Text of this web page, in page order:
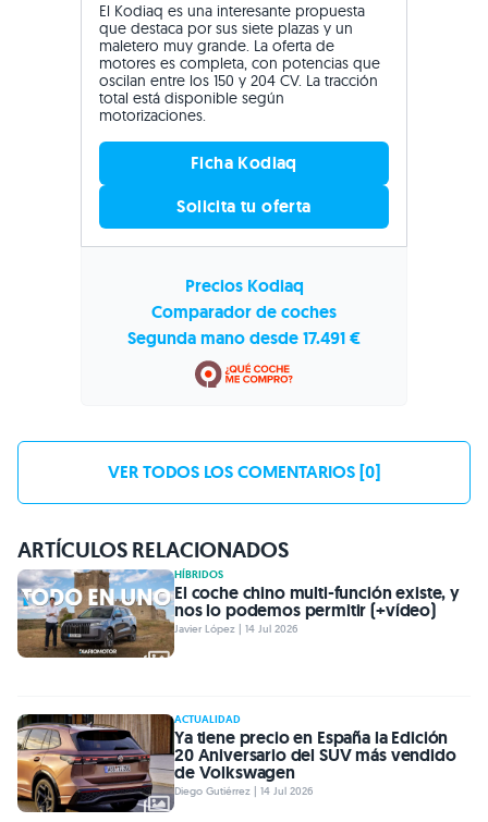
El Kodiaq es una interesante propuesta
que destaca por sus siete plazas y un
maletero muy grande. La oferta de
motores es completa, con potencias que
oscilan entre los 150 y 204 CV. La tracción
total está disponible según
motorizaciones.
Ficha Kodiaq
Solicita tu oferta
Precios Kodiaq
Comparador de coches
Segunda mano desde 17.491 €
VER TODOS LOS COMENTARIOS [0]
ARTÍCULOS RELACIONADOS
HÍBRIDOS
El coche chino multi-función existe, y
nos lo podemos permitir (+vídeo)
Javier López | 14 Jul 2026
ACTUALIDAD
Ya tiene precio en España la Edición
20 Aniversario del SUV más vendido
de Volkswagen
Diego Gutiérrez | 14 Jul 2026